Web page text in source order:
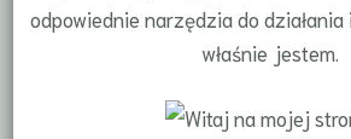
odpowiednie narzędzia do
właśnie jestem.